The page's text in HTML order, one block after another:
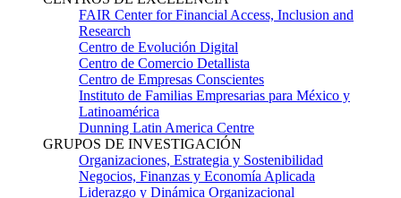
FAIR Center for Financial Access, Inclusion and
Research
Centro de Evolución Digital
Centro de Comercio Detallista
Centro de Empresas Conscientes
Instituto de Familias Empresarias para México y
Latinoamérica
Dunning Latin America Centre
GRUPOS DE INVESTIGACIÓN
Organizaciones, Estrategia y Sostenibilidad
Negocios, Finanzas y Economía Aplicada
Liderazgo y Dinámica Organizacional